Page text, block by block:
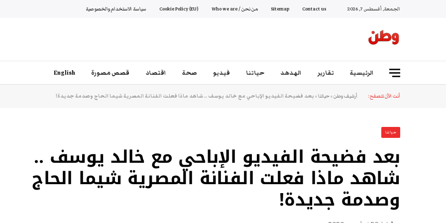
الجمعة, أغسطس 7, 2026 Contact us
Sitemap من نحن / Who we are Cookie Policy (EU) سياسة الاستخدام والخصوصية
الرئيسية تقارير الهدهد حياتنا فيديو صحة اقتصاد قصص مصورة English
أنت الآن تتصفح: أرشيف وطن»حياتنا»بعد فضيحة الفيديو الإباحي مع خالد يوسف .. شاهد ماذا فعلت الفنانة المصرية شيما الحاج وصدمة جديدة!
حياتنا
بعد فضيحة الفيديو الإباحي مع خالد يوسف ..
شاهد ماذا فعلت الفنانة المصرية شيما الحاج
وصدمة جديدة!